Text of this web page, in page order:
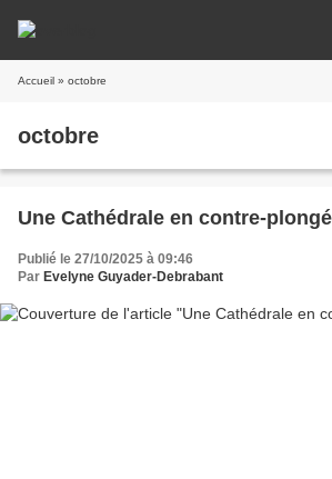
Accueil » octobre
octobre
Une Cathédrale en contre-
Publié le 27/10/2025 à 09:46
Par Evelyne Guyader-Debrabant